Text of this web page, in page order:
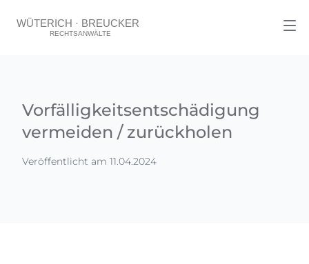
Vorfälligkeitsentschädigung
vermeiden / zurückholen
Veröffentlicht am 11.04.2024